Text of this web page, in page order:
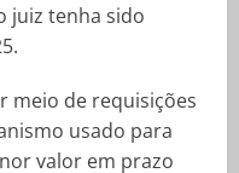
juiz tenha sido
meio de requisições
usado para
valor em prazo